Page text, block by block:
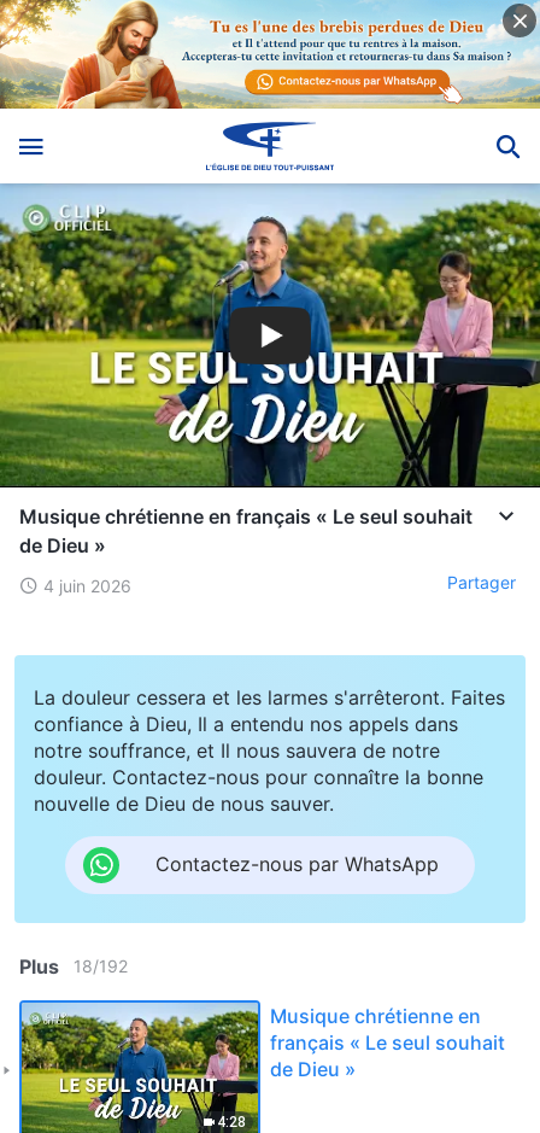
Musique chrétienne en français « Le seul souhait
de Dieu »
4 juin 2026 Partager
La douleur cessera et les larmes s'arrêteront. Faites
confiance à Dieu, Il a entendu nos appels dans
notre souffrance, et Il nous sauvera de notre
douleur. Contactez-nous pour connaître la bonne
nouvelle de Dieu de nous sauver.
Contactez-nous par WhatsApp
Plus 18/192
4:28
Musique chrétienne en
français « Le seul souhait
de Dieu »